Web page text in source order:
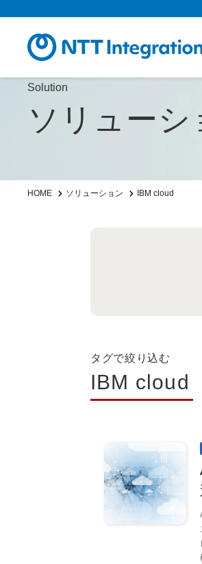
Solution
ソリューシ
HOME ソリューション IBM cloud
タグで絞り込む
IBM cloud